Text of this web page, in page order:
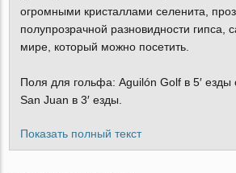
огромными кристаллами селенита,
полупрозрачной разновидности гипса,
мире, который можно посетить.
Поля для гольфа: Aguilón Golf в 5′ езды
San Juan в 3′ езды.
Показать полный текст